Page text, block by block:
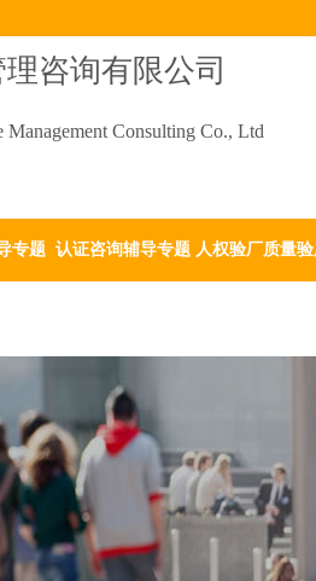
咨询有限公司
Management Consulting Co., Ltd
专题 认证咨询辅导专题 人权验厂质量